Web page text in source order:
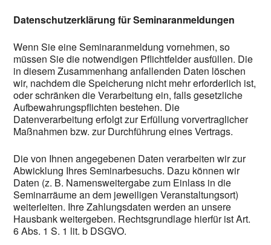
Datenschutzerklärung für Seminaranmeldungen
Wenn Sie eine Seminaranmeldung vornehmen, so
müssen Sie die notwendigen Pflichtfelder ausfüllen. Die
in diesem Zusammenhang anfallenden Daten löschen
wir, nachdem die Speicherung nicht mehr erforderlich ist,
oder schränken die Verarbeitung ein, falls gesetzliche
Aufbewahrungspflichten bestehen. Die
Datenverarbeitung erfolgt zur Erfüllung vorvertraglicher
Maßnahmen bzw. zur Durchführung eines Vertrags.
Die von Ihnen angegebenen Daten verarbeiten wir zur
Abwicklung Ihres Seminarbesuchs. Dazu können wir
Daten (z. B. Namensweitergabe zum Einlass in die
Seminarräume an dem jeweiligen Veranstaltungsort)
weiterleiten. Ihre Zahlungsdaten werden an unsere
Hausbank weitergeben. Rechtsgrundlage hierfür ist Art.
6 Abs. 1 S. 1 lit. b DSGVO.